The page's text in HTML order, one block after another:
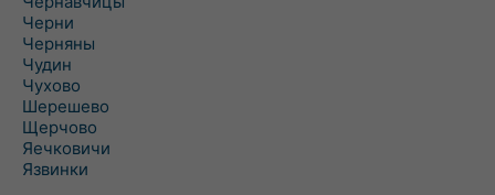
Черни
Черняны
Чудин
Чухово
Шерешево
Щерчово
Яечковичи
Язвинки